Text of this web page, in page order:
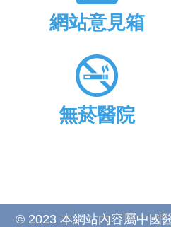
網站意見箱
無菸醫院
© 2023 本網站內容屬中國